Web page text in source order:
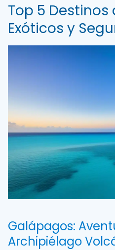
Top 5 Destinos
Exóticos y
Galápagos:
Archipiélago